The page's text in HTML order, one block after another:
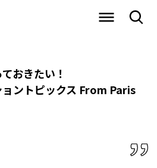
おきたい！
ントピックス From Paris